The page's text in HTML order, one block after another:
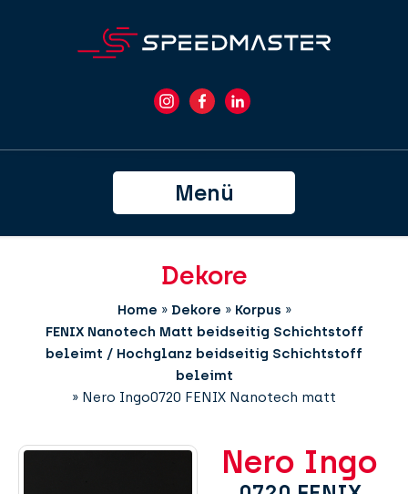
Menü
Dekore
Home » Dekore » Korpus »
FENIX Nanotech Matt beidseitig Schichtstoff
beleimt / Hochglanz beidseitig Schichtstoff
beleimt
» Nero Ingo0720 FENIX Nanotech matt
Nero Ingo